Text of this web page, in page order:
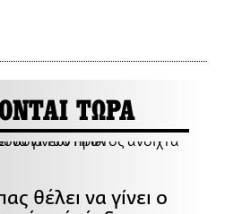
ΤΩΡΑ
θέλει να γίνει ο